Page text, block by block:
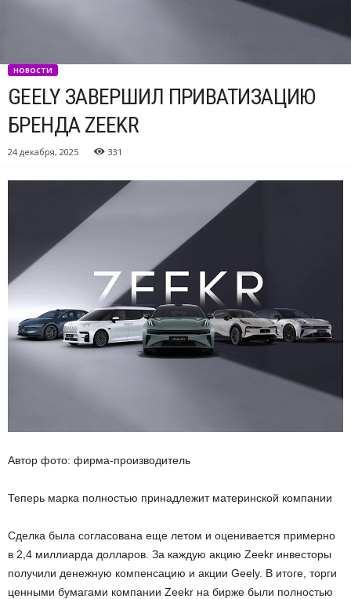
НОВОСТИ
GEELY ЗАВЕРШИЛ ПРИВАТИЗАЦИЮ
БРЕНДА ZEEKR
24 декабря, 2025 331
Автор фото: фирма-производитель
Теперь марка полностью принадлежит материнской компании
Сделка была согласована еще летом и оценивается примерно
в 2,4 миллиарда долларов. За каждую акцию Zeekr инвесторы
получили денежную компенсацию и акции Geely. В итоге, торги
ценными бумагами компании Zeekr на бирже были полностью